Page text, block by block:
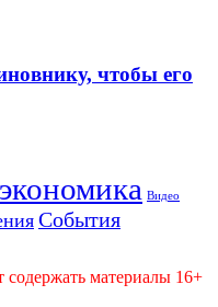
чтобы его
Видео
События
материалы 16+